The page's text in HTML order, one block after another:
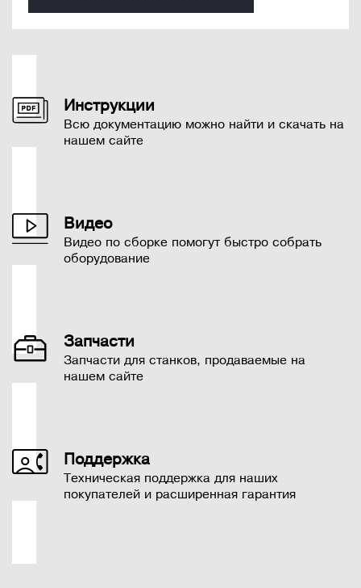
Инструкции
Всю документацию можно найти и скачать на
нашем сайте
Видео
Видео по сборке помогут быстро собрать
оборудование
Запчасти
Запчасти для станков, продаваемые на
нашем сайте
Поддержка
Техническая поддержка для наших
покупателей и расширенная гарантия